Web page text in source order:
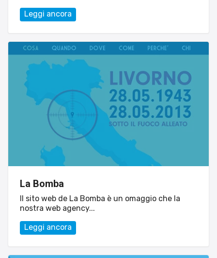
Leggi ancora
La Bomba
Il sito web de La Bomba è un omaggio che la
nostra web agency...
Leggi ancora